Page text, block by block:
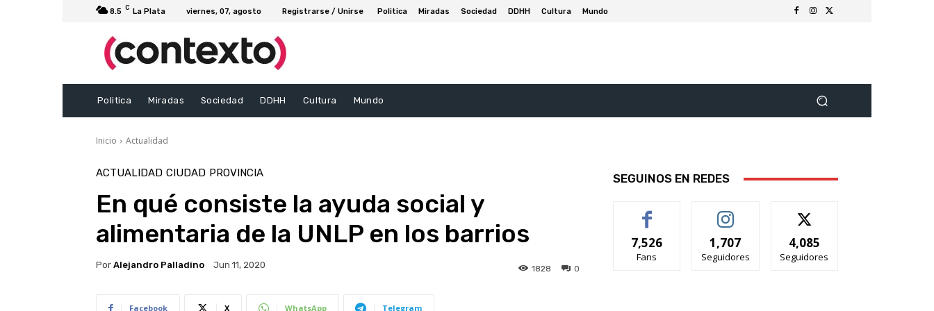
8.5 C La Plata viernes, 07, agosto Registrarse / Unirse Politica Miradas Sociedad DDHH Cultura Mundo
Politica Miradas Sociedad DDHH Cultura Mundo
Inicio Actualidad
ACTUALIDAD CIUDAD PROVINCIA
En qué consiste la ayuda social y
alimentaria de la UNLP en los barrios
Por Alejandro Palladino Jun 11, 2020 0
1828
Facebook X WhatsApp Telegram
SEGUINOS EN REDES
7,526
Fans
1,707
Seguidores
4,085
Seguidores